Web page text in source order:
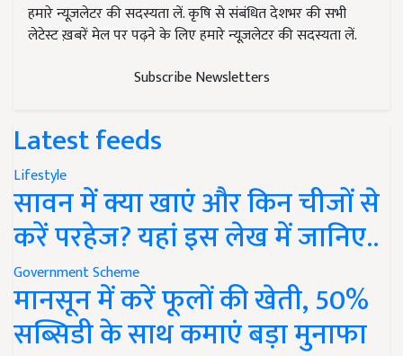
हमारे न्यूज़लेटर की सदस्यता लें. कृषि से संबंधित देशभर की सभी
लेटेस्ट ख़बरें मेल पर पढ़ने के लिए हमारे न्यूज़लेटर की सदस्यता लें.
Subscribe Newsletters
Latest feeds
Lifestyle
सावन में क्या खाएं और किन चीजों से
करें परहेज? यहां इस लेख में जानिए..
Government Scheme
मानसून में करें फूलों की खेती, 50%
सब्सिडी के साथ कमाएं बड़ा मुनाफा